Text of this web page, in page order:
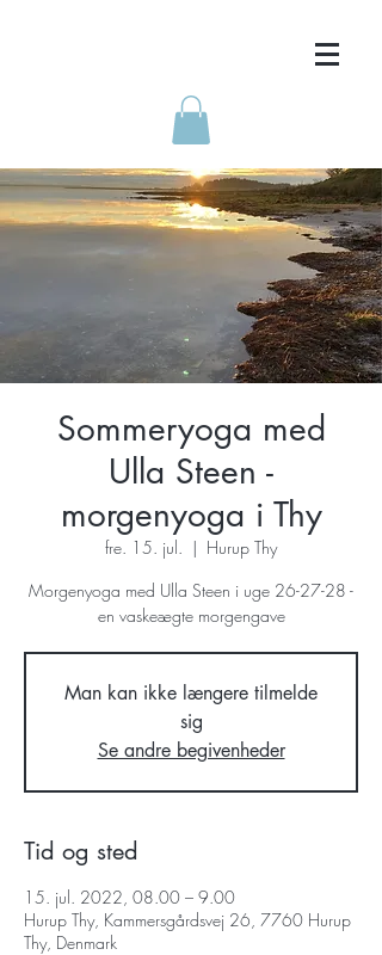
Sommeryoga med
Ulla Steen -
morgenyoga i Thy
fre. 15. jul.
  |
Hurup Thy
Morgenyoga med Ulla Steen i uge 26-27-28 -
en vaskeægte morgengave
Man kan ikke længere tilmelde
sig
Se andre begivenheder
Tid og sted
15. jul. 2022, 08.00 – 9.00
Hurup Thy, Kammersgårdsvej 26, 7760 Hurup
Thy, Denmark